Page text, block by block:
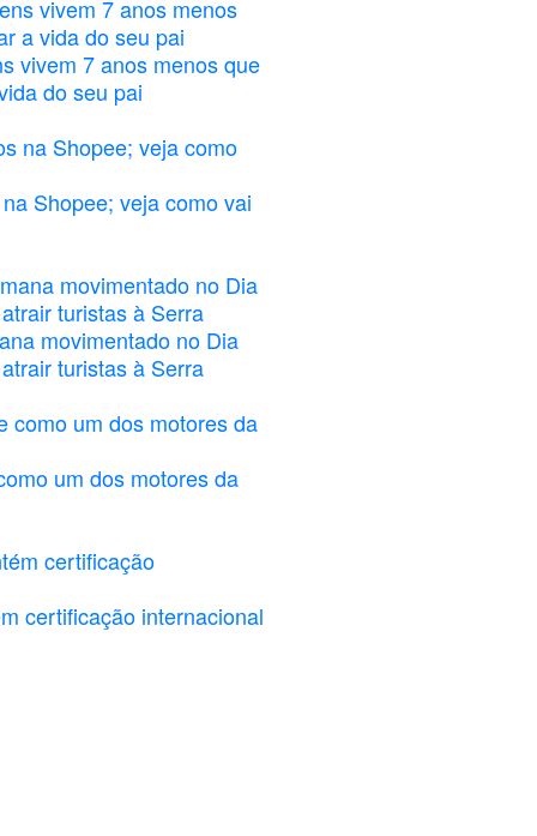
vivem 7 anos menos que
do seu pai
Shopee; veja como vai
movimentado no Dia
turistas à Serra
um dos motores da
certificação internacional